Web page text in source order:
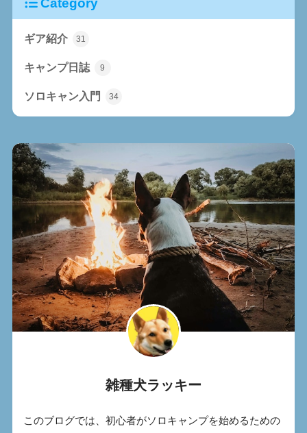
ギア紹介 31
キャンプ日誌 9
ソロキャン入門 34
雑種犬ラッキー
このブログでは、初心者がソロキャンプを始めるための